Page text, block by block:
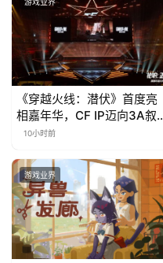
《穿越火线：潜伏》首度亮
相嘉年华，CF IP迈向3A叙
事新高度
10小时前
游戏业界